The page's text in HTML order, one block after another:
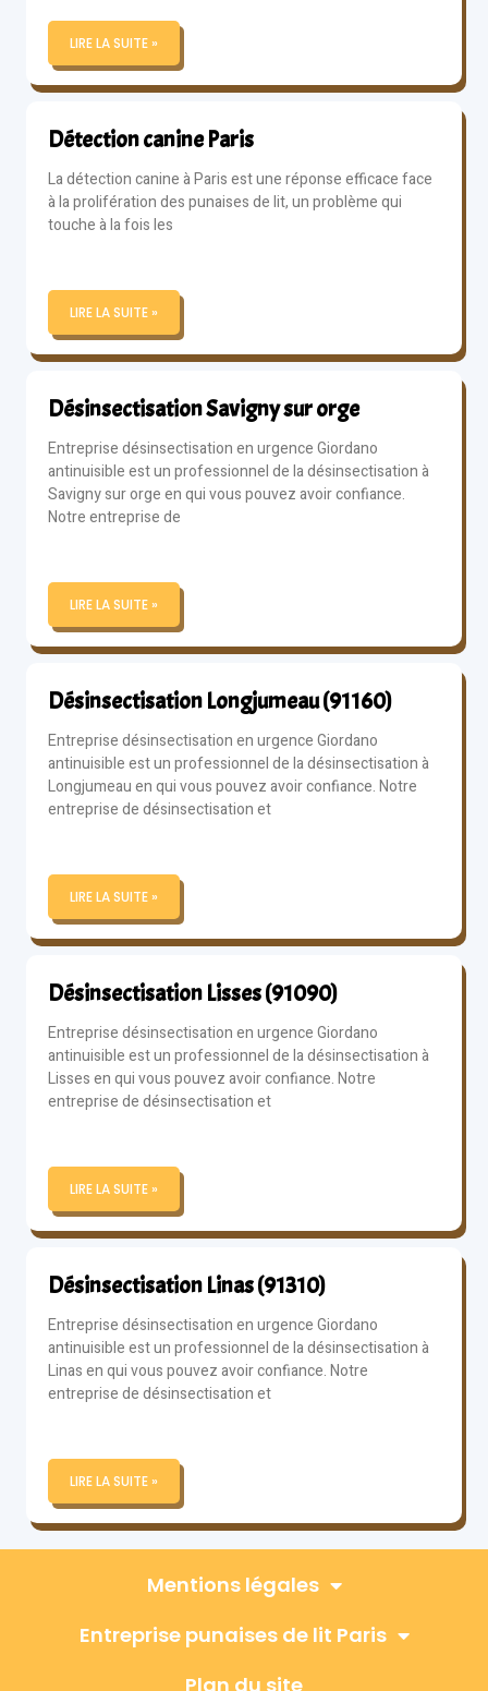
LIRE LA SUITE »
Détection canine Paris
La détection canine à Paris est une réponse efficace face
à la prolifération des punaises de lit, un problème qui
touche à la fois les
LIRE LA SUITE »
Désinsectisation Savigny sur orge
Entreprise désinsectisation en urgence Giordano
antinuisible est un professionnel de la désinsectisation à
Savigny sur orge en qui vous pouvez avoir confiance.
Notre entreprise de
LIRE LA SUITE »
Désinsectisation Longjumeau (91160)
Entreprise désinsectisation en urgence Giordano
antinuisible est un professionnel de la désinsectisation à
Longjumeau en qui vous pouvez avoir confiance. Notre
entreprise de désinsectisation et
LIRE LA SUITE »
Désinsectisation Lisses (91090)
Entreprise désinsectisation en urgence Giordano
antinuisible est un professionnel de la désinsectisation à
Lisses en qui vous pouvez avoir confiance. Notre
entreprise de désinsectisation et
LIRE LA SUITE »
Désinsectisation Linas (91310)
Entreprise désinsectisation en urgence Giordano
antinuisible est un professionnel de la désinsectisation à
Linas en qui vous pouvez avoir confiance. Notre
entreprise de désinsectisation et
LIRE LA SUITE »
Mentions légales
Entreprise punaises de lit Paris
Plan du site